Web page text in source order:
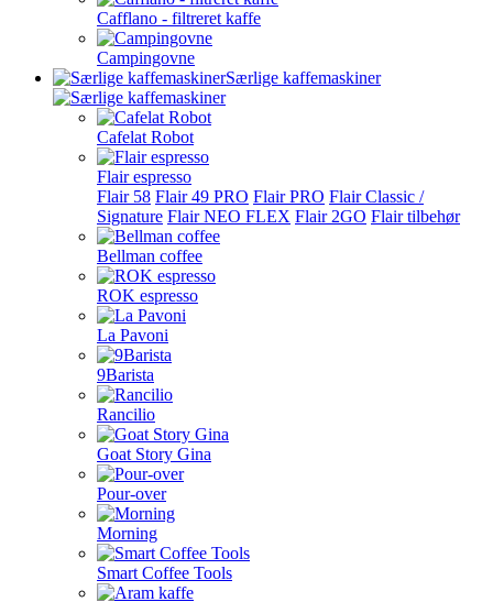
Cafflano - filtreret kaffe
Campingovne
Særlige kaffemaskiner
Cafelat Robot
Flair espresso
Flair 58 Flair 49 PRO Flair PRO Flair Classic /
Signature Flair NEO FLEX Flair 2GO Flair tilbehør
Bellman coffee
ROK espresso
La Pavoni
9Barista
Rancilio
Goat Story Gina
Pour-over
Morning
Smart Coffee Tools